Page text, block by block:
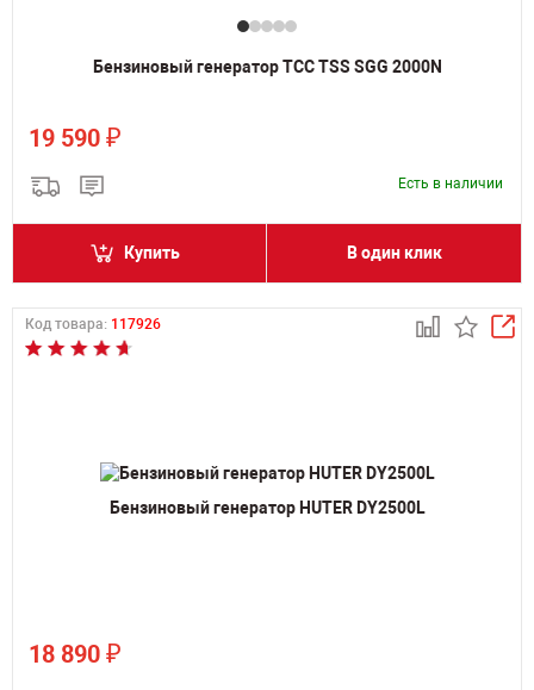
Бензиновый генератор ТСС TSS SGG 2000N
19 590 ₽
Есть в наличии
Купить В один клик
Код товара: 117926
Бензиновый генератор HUTER DY2500L
18 890 ₽